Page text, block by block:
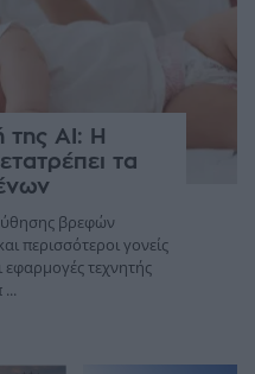
της AI: Η
τα
βρεφών
περισσότεροι γονείς
εφαρμογές τεχνητής